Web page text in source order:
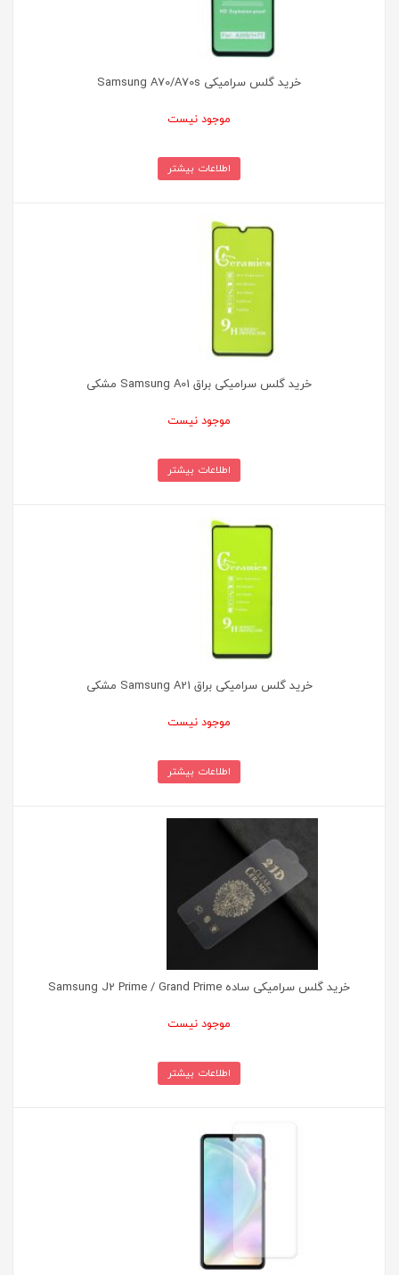
خرید گلس سرامیکی Samsung A70/A70s
موجود نیست
اطلاعات بیشتر
خرید گلس سرامیکی براق Samsung A01 مشکی
موجود نیست
اطلاعات بیشتر
خرید گلس سرامیکی براق Samsung A21 مشکی
موجود نیست
اطلاعات بیشتر
خرید گلس سرامیکی ساده Samsung J2 Prime / Grand Prime
موجود نیست
اطلاعات بیشتر